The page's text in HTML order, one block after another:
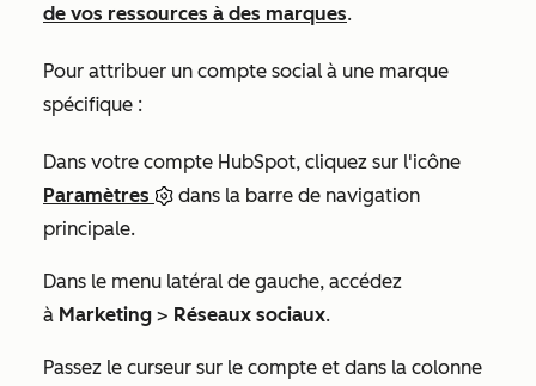
de vos ressources à des marques.
Pour attribuer un compte social à une marque
spécifique :
Dans votre compte HubSpot, cliquez sur l'icône
Paramètres
dans la barre de navigation
principale.
Dans le menu latéral de gauche, accédez
à Marketing > Réseaux sociaux.
Passez le curseur sur le compte et dans la colonne